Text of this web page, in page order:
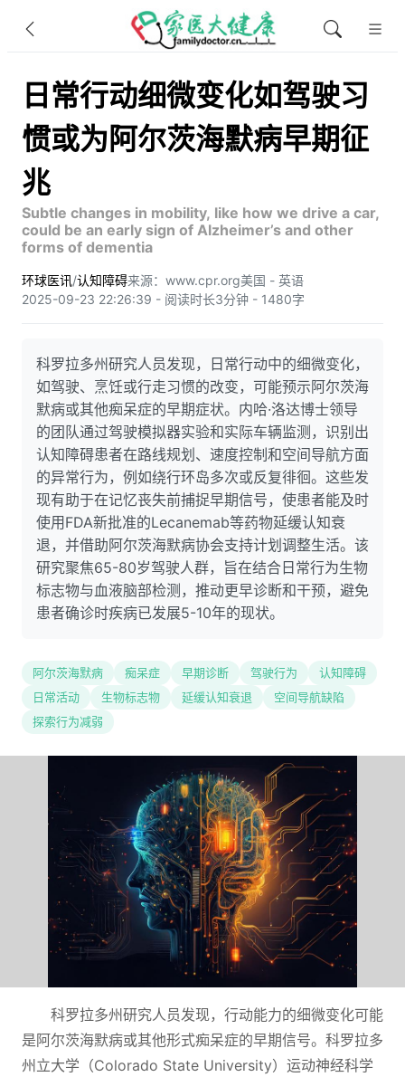
日常行动细微变化如驾驶习
惯或为阿尔茨海默病早期征
兆
Subtle changes in mobility, like how we drive a car,
could be an early sign of Alzheimer’s and other
forms of dementia
环球医讯/认知障碍来源：www.cpr.org美国 - 英语
2025-09-23 22:26:39 - 阅读时长3分钟 - 1480字
科罗拉多州研究人员发现，日常行动中的细微变化，
如驾驶、烹饪或行走习惯的改变，可能预示阿尔茨海
默病或其他痴呆症的早期症状。内哈·洛达博士领导
的团队通过驾驶模拟器实验和实际车辆监测，识别出
认知障碍患者在路线规划、速度控制和空间导航方面
的异常行为，例如绕行环岛多次或反复徘徊。这些发
现有助于在记忆丧失前捕捉早期信号，使患者能及时
使用FDA新批准的Lecanemab等药物延缓认知衰
退，并借助阿尔茨海默病协会支持计划调整生活。该
研究聚焦65-80岁驾驶人群，旨在结合日常行为生物
标志物与血液脑部检测，推动更早诊断和干预，避免
患者确诊时疾病已发展5-10年的现状。
阿尔茨海默病 痴呆症 早期诊断 驾驶行为
认知障碍
日常活动
生物标志物 延缓认知衰退
空间导航缺陷
探索行为减弱
科罗拉多州研究人员发现，行动能力的细微变化可能
是阿尔茨海默病或其他形式痴呆症的早期信号。科罗拉多
州立大学（Colorado State University）运动神经科学